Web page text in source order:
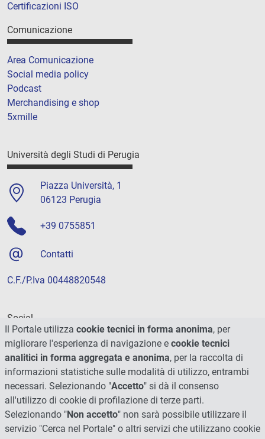
Certificazioni ISO
Comunicazione
Area Comunicazione
Social media policy
Podcast
Merchandising e shop
5xmille
Università degli Studi di Perugia
Piazza Università, 1
06123 Perugia
+39 0755851
Contatti
C.F./P.Iva 00448820548
Social
Il Portale utilizza cookie tecnici in forma anonima, per
migliorare l'esperienza di navigazione e cookie tecnici
analitici in forma aggregata e anonima, per la raccolta di
informazioni statistiche sulle modalità di utilizzo, entrambi
necessari. Selezionando "Accetto" si dà il consenso
all'utilizzo di cookie di profilazione di terze parti.
Selezionando "Non accetto" non sarà possibile utilizzare il
servizio "Cerca nel Portale" o altri servizi che utilizzano cookie